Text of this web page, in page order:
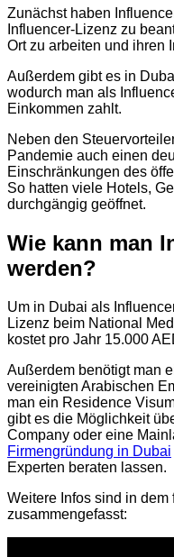
Zunächst haben
Influencer-Lizenz zu
Ort zu arbeiten und ihren
Außerdem gibt es in
wodurch man als
Einkommen zahlt.
Neben den
Pandemie auch einen
Einschränkungen des
So hatten viele Hotels,
durchgängig geöffnet.
Wie kann man
werden?
Um in Dubai als
Lizenz beim National
kostet pro Jahr 15.000
Außerdem benötigt man
vereinigten Arabischen
man ein Residence
gibt es die Möglichkeit
Company oder eine
Firmengründung in Dubai
Experten beraten lassen.
Weitere Infos sind in
zusammengefasst: